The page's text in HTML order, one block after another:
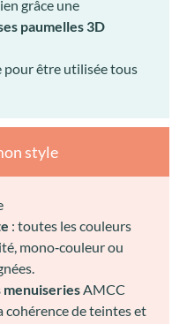
grâce une
paumelles 3D
pour être utilisée tous
style
: toutes les couleurs
mono‑couleur ou
menuiseriesAMCC
cohérence de teintes et